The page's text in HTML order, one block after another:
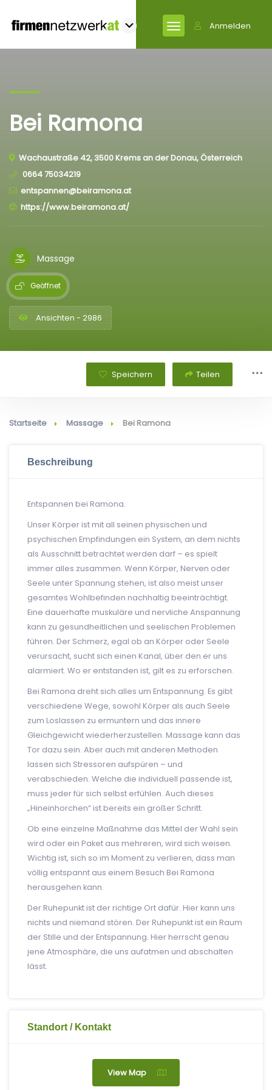
Anmelden
Bei Ramona
Wachaustraße 42, 3500 Krems an der Donau, Österreich
0664 75034219
entspannen@beiramona.at
https://www.beiramona.at/
Massage
Geöffnet
Ansichten - 2986
Speichern Teilen
Startseite Massage Bei Ramona
Beschreibung
Entspannen bei Ramona.
Unser Körper ist mit all seinen physischen und
psychischen Empfindungen ein System, an dem nichts
als Ausschnitt betrachtet werden darf – es spielt
immer alles zusammen. Wenn Körper, Nerven oder
Seele unter Spannung stehen, ist also meist unser
gesamtes Wohlbefinden nachhaltig beeinträchtigt.
Eine dauerhafte muskuläre und nervliche Anspannung
kann zu gesundheitlichen und seelischen Problemen
führen. Der Schmerz, egal ob an Körper oder Seele
verursacht, sucht sich einen Kanal, über den er uns
alarmiert. Wo er entstanden ist, gilt es zu erforschen.
Bei Ramona dreht sich alles um Entspannung. Es gibt
verschiedene Wege, sowohl Körper als auch Seele
zum Loslassen zu ermuntern und das innere
Gleichgewicht wiederherzustellen. Massage kann das
Tor dazu sein. Aber auch mit anderen Methoden
lassen sich Stressoren aufspüren – und
verabschieden. Welche die individuell passende ist,
muss jeder für sich selbst erfühlen. Auch dieses
„Hineinhorchen“ ist bereits ein großer Schritt.
Ob eine einzelne Maßnahme das Mittel der Wahl sein
wird oder ein Paket aus mehreren, wird sich weisen.
Wichtig ist, sich so im Moment zu verlieren, dass man
völlig entspannt aus einem Besuch Bei Ramona
herausgehen kann.
Der Ruhepunkt ist der richtige Ort dafür. Hier kann uns
nichts und niemand stören. Der Ruhepunkt ist ein Raum
der Stille und der Entspannung. Hier herrscht genau
jene Atmosphäre, die uns aufatmen und abschalten
lässt.
Standort / Kontakt
View Map